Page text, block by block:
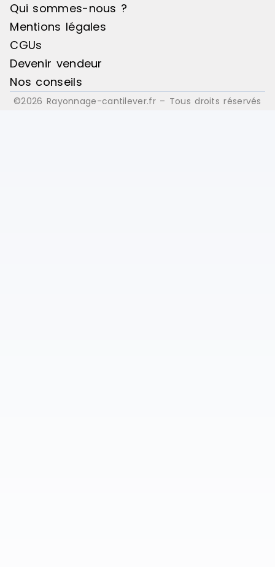
Qui sommes-nous ?
Mentions légales
CGUs
Devenir vendeur
Nos conseils
©2026 Rayonnage-cantilever.fr – Tous droits réservés